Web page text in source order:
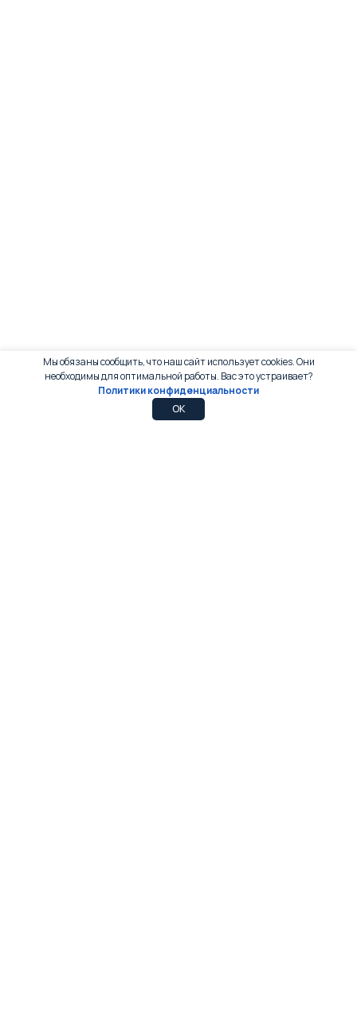
Мы обязаны сообщить, что наш сайт использует cookies. Они
необходимы для оптимальной работы. Вас это устраивает?
Политики конфиденциальности
OK